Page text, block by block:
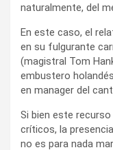
naturalmente, del
En este caso, el
en su fulgurante
(magistral Tom
embustero
en manager del
Si bien este
críticos, la
no es para nada